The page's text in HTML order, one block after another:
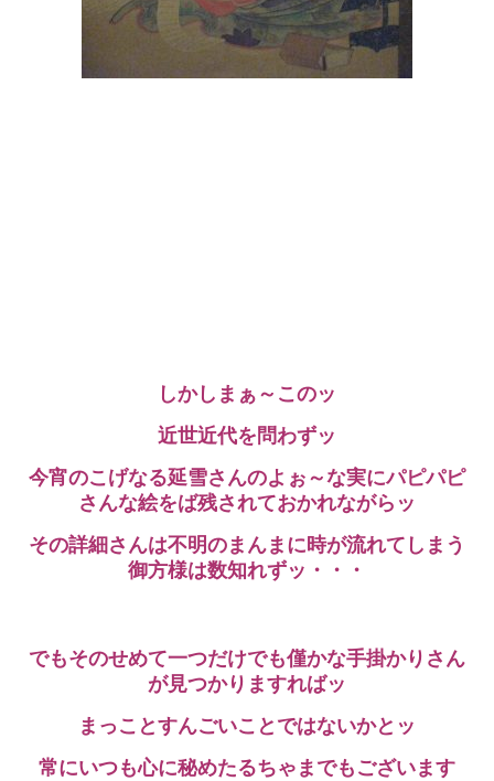
しかしまぁ～このッ
近世近代を問わずッ
今宵のこげなる延雪さんのよぉ～な実にパピパピ
さんな絵をば残されておかれながらッ
その詳細さんは不明のまんまに時が流れてしまう
御方様は数知れずッ・・・
でもそのせめて一つだけでも僅かな手掛かりさん
が見つかりますればッ
まっことすんごいことではないかとッ
常にいつも心に秘めたるちゃまでもございます